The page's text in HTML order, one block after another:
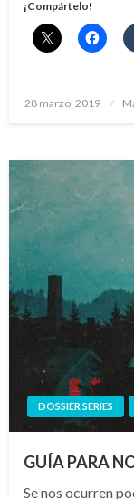
¡Compártelo!
Publicado
28 marzo, 2019
DOSSIER SERIES
GUÍA PARA
Se nos ocurren